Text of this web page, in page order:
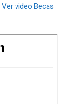
Ver video Becas